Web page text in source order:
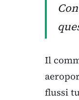
Il
flussi